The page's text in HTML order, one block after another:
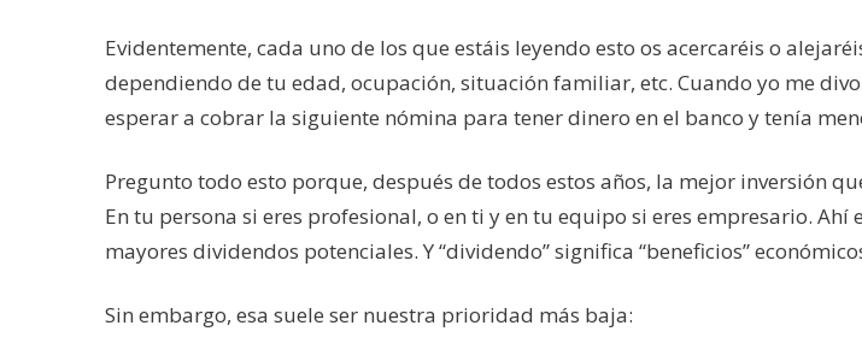
Evidentemente, cada uno de los que estáis leyendo esto os acercaréis o
dependiendo de tu edad, ocupación, situación familiar, etc. Cuando yo me
esperar a cobrar la siguiente nómina para tener dinero en el banco y tenía
Pregunto todo esto porque, después de todos estos años, la mejor inversión
En tu persona si eres profesional, o en ti y en tu equipo si eres empresario. Ahí
mayores dividendos potenciales. Y “dividendo” significa “beneficios”
Sin embargo, esa suele ser nuestra prioridad más baja: